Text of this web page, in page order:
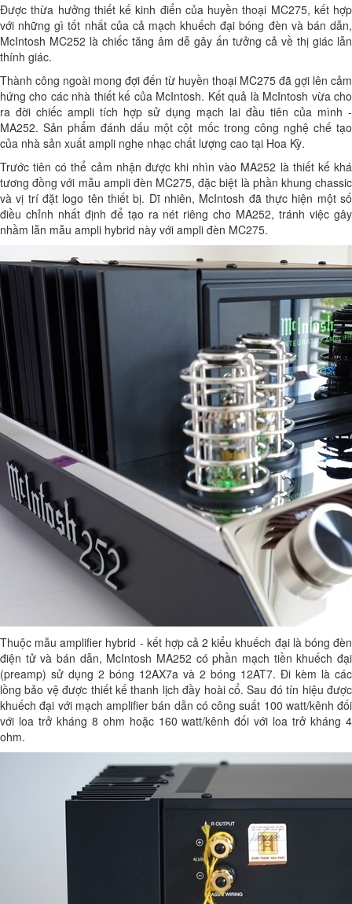
Được thừa hưởng thiết kế kinh điển của huyền thoại MC275, kết hợp
với những gì tốt nhất của cả mạch khuếch đại bóng đèn và bán dẫn,
McIntosh MC252 là chiếc tăng âm dễ gây ấn tưởng cả về thị giác lẫn
thính giác.
Thành công ngoài mong đợi đến từ huyền thoại MC275 đã gợi lên cảm
hứng cho các nhà thiết kế của McIntosh. Kết quả là McIntosh vừa cho
ra đời chiếc ampli tích hợp sử dụng mạch lai đầu tiên của mình -
MA252. Sản phẩm đánh dấu một cột mốc trong công nghệ chế tạo
của nhà sản xuất ampli nghe nhạc chất lượng cao tại Hoa Kỳ.
Trước tiên có thể cảm nhận được khi nhìn vào MA252 là thiết kế khá
tương đồng với mẫu ampli đèn MC275, đặc biệt là phần khung chassic
và vị trí đặt logo tên thiết bị. Dĩ nhiên, McIntosh đã thực hiện một số
điều chỉnh nhất định để tạo ra nét riêng cho MA252, tránh việc gây
nhầm lẫn mẫu ampli hybrid này với ampli đèn MC275.
Thuộc mẫu amplifier hybrid - kết hợp cả 2 kiểu khuếch đại là bóng đèn
điện tử và bán dẫn, McIntosh MA252 có phần mạch tiền khuếch đại
(preamp) sử dụng 2 bóng 12AX7a và 2 bóng 12AT7. Đi kèm là các
lồng bảo vệ được thiết kế thanh lịch đầy hoài cổ. Sau đó tín hiệu được
khuếch đại với mạch amplifier bán dẫn có công suất 100 watt/kênh đối
với loa trở kháng 8 ohm hoặc 160 watt/kênh đối với loa trở kháng 4
ohm.